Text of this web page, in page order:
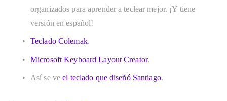
organizados para aprender a teclear mejor. ¡Y tiene
versión en español!
Teclado Colemak.
Microsoft Keyboard Layout Creator.
Así se ve el teclado que diseñó Santiago.